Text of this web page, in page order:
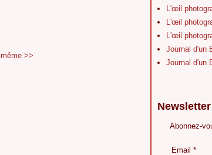
>>
L'œil
L'œil
L'œil
Journal d'un
Journal d'un
Newsletter
Abonnez-
Email